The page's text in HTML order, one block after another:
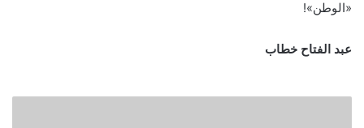
«الوطن»!
عبد الفتاح خطاب